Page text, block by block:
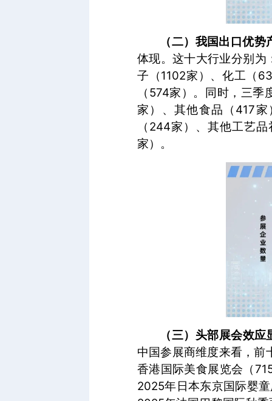
（二）我国出口优
体现。这十大行业分别
子（1102家）、化工（
（574家）。同时，三
家）、其他食品（417
（244家）、其他工艺
家）。
（三）头部展会效
中国参展商维度来看，
香港国际美食展览会（
2025年日本东京国际婴